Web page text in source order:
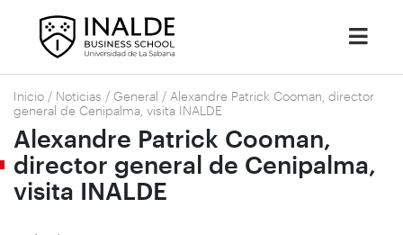
Inicio / Noticias / General / Alexandre Patrick Cooman, director
general de Cenipalma, visita INALDE
Alexandre Patrick Cooman,
director general de Cenipalma,
visita INALDE